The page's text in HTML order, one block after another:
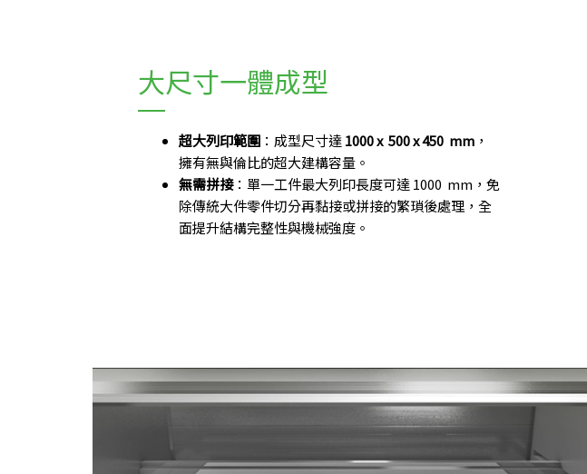
大尺寸一體成型
超大列印範圍 ：成型尺寸達1000 x 500 x 450 mm ，
擁有無與倫比的超大建構容量。
無需拼接：單一工件最大列印長度可達1000 mm ，免
除傳統大件零件切分再黏接或拼接的繁瑣後處理，全
面提升結構完整性與機械強度。